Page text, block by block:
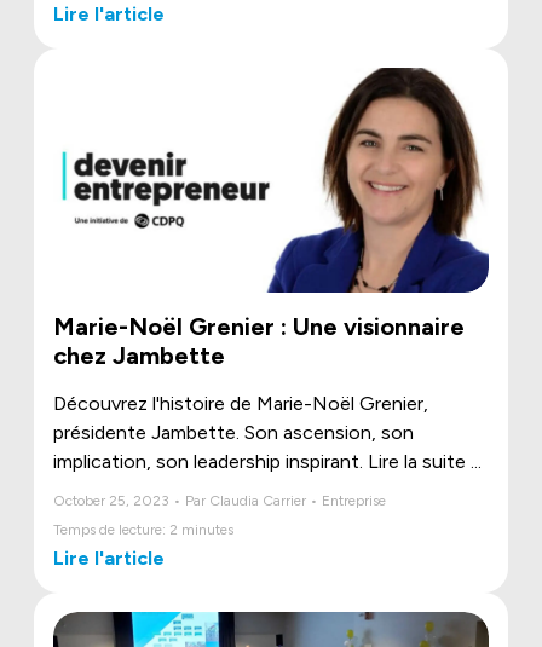
Lire l'article
Marie-Noël Grenier : Une visionnaire
chez Jambette
Découvrez l'histoire de Marie-Noël Grenier,
présidente Jambette. Son ascension, son
implication, son leadership inspirant. Lire la suite ...
October 25, 2023 • Par Claudia Carrier • Entreprise
Temps de lecture: 2 minutes
Lire l'article